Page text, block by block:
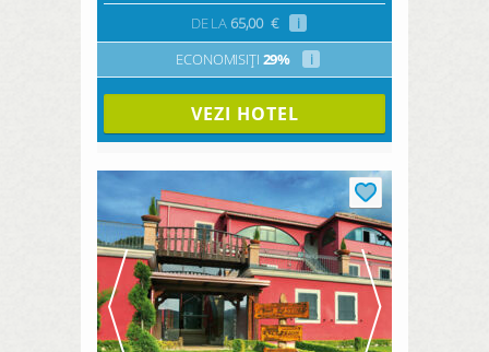
DE LA65,00 €
i
ECONOMISIȚI 29% i
VEZI HOTEL